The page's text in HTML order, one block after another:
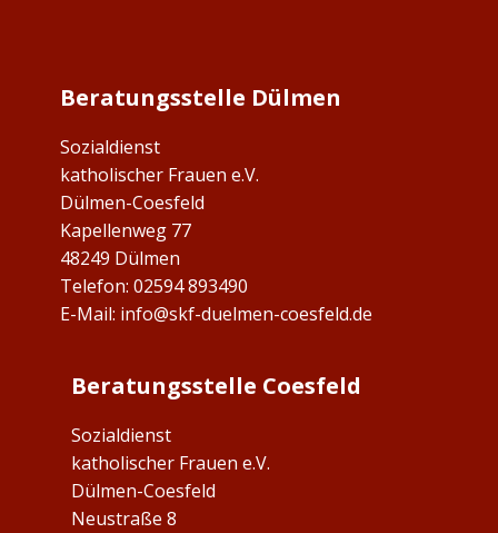
Beratungsstelle Dülmen
Sozialdienst
katholischer Frauen e.V.
Dülmen-Coesfeld
Kapellenweg 77
48249 Dülmen
Telefon: 02594 893490
E-Mail: info@skf-duelmen-coesfeld.de
Beratungsstelle Coesfeld
Sozialdienst
katholischer Frauen e.V.
Dülmen-Coesfeld
Neustraße 8